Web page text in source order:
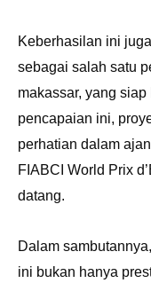
Keberhasilan ini
sebagai salah satu
makassar, yang
pencapaian ini,
perhatian dalam
FIABCI World Prix
datang.
Dalam
ini bukan hanya